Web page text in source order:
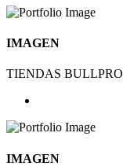
IMAGEN
TIENDAS BULLPRO
IMAGEN